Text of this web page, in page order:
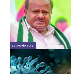
ರಾಜಕೀಯ